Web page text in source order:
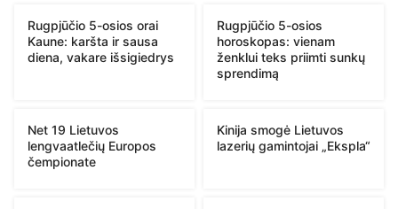
Rugpjūčio 5-osios orai
Kaune: karšta ir sausa
diena, vakare išsigiedrys
Rugpjūčio 5-osios
horoskopas: vienam
ženklui teks priimti sunkų
sprendimą
Net 19 Lietuvos
lengvaatlečių Europos
čempionate
Kinija smogė Lietuvos
lazerių gamintojai „Ekspla“